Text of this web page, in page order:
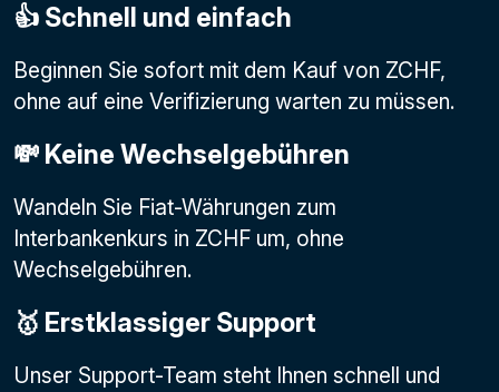
👍 Schnell und einfach
Beginnen Sie sofort mit dem Kauf von ZCHF,
ohne auf eine Verifizierung warten zu müssen.
💸 Keine Wechselgebühren
Wandeln Sie Fiat-Währungen zum
Interbankenkurs in ZCHF um, ohne
Wechselgebühren.
🥇 Erstklassiger Support
Unser Support-Team steht Ihnen schnell und